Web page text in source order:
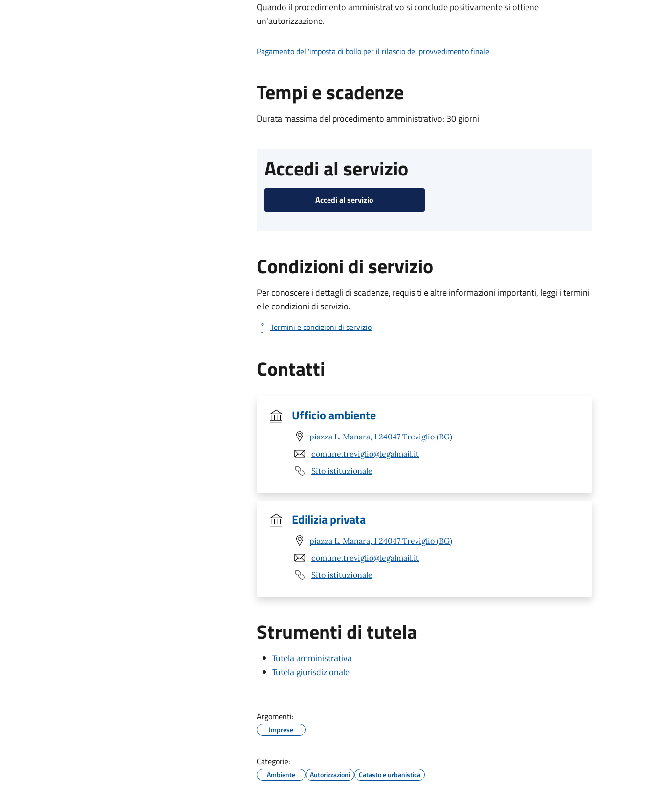
Quando il procedimento amministrativo si conclude positivamente si ottiene
un'autorizzazione.
Pagamento dell'imposta di bollo per il rilascio del provvedimento finale
Tempi e scadenze
Durata massima del procedimento amministrativo: 30 giorni
Accedi al servizio
Accedi al servizio
Condizioni di servizio
Per conoscere i dettagli di scadenze, requisiti e altre informazioni importanti, leggi i termini
e le condizioni di servizio.
Termini e condizioni di servizio
Contatti
Ufficio ambiente
piazza L. Manara, 1 24047 Treviglio (BG)
comune.treviglio@legalmail.it
Sito istituzionale
Edilizia privata
piazza L. Manara, 1 24047 Treviglio (BG)
comune.treviglio@legalmail.it
Sito istituzionale
Strumenti di tutela
Tutela amministrativa
Tutela giurisdizionale
Argomenti:
Imprese
Categorie:
Ambiente Autorizzazioni Catasto e urbanistica